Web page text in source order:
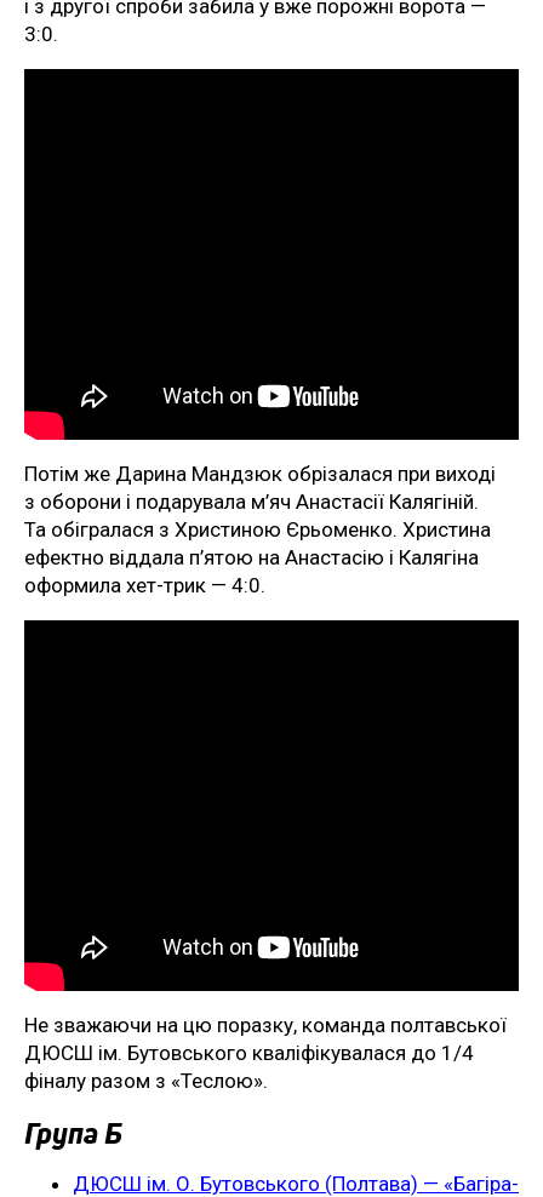
і з другої спроби забила у вже порожні ворота —
3:0.
Потім же Дарина Мандзюк обрізалася при виході
з оборони і подарувала м’яч Анастасії Калягіній.
Та обігралася з Христиною Єрьоменко. Христина
ефектно віддала п’ятою на Анастасію і Калягіна
оформила хет-трик — 4:0.
Не зважаючи на цю поразку, команда полтавської
ДЮСШ ім. Бутовського кваліфікувалася до 1/4
фіналу разом з «Теслою».
Група Б
ДЮСШ ім. О. Бутовського (Полтава) — «Багіра-